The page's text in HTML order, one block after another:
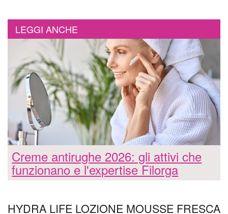
LEGGI ANCHE
Creme antirughe 2026: gli attivi che
funzionano e l'expertise Filorga
HYDRA LIFE LOZIONE MOUSSE FRESCA